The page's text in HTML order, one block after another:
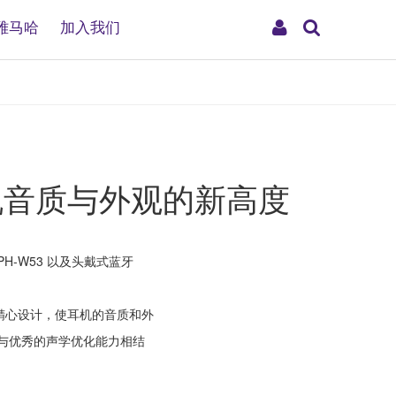
My
马哈 加入我们
质与外观的新高度
W53 以及头戴式蓝牙
设计，使耳机的音质和外
优秀的声学优化能力相结